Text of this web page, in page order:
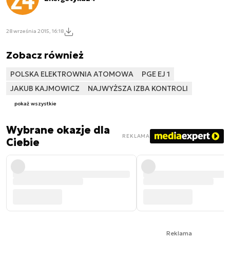
28 września 2015, 16:18
Zobacz również
POLSKA ELEKTROWNIA ATOMOWA
PGE EJ 1
JAKUB KAJMOWICZ
NAJWYŻSZA IZBA KONTROLI
pokaż wszystkie
Wybrane okazje dla
Ciebie
REKLAMA
Reklama